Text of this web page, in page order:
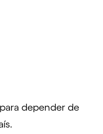
depender de